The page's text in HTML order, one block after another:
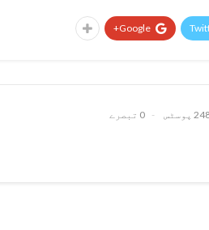
Google+
0 تبصرے